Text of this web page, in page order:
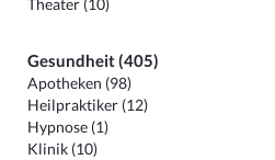
Theater (10)
Gesundheit (405)
Apotheken (98)
Heilpraktiker (12)
Hypnose (1)
Klinik (10)